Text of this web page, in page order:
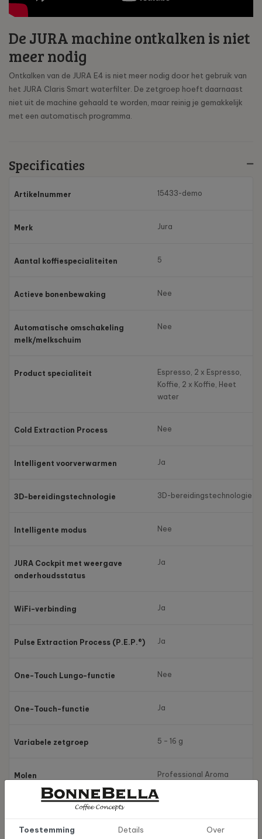
De JURA machine ontkalken is niet
meer nodig
Ontkalken van de JURA E4 is niet meer nodig door het gebruik van
het JURA Claris Smart waterfilter. De zetgroep hoeft daarnaast
niet uit de machine gehaald te worden, maar reinig je gemakkelijk
met een automatisch programma.
Specificaties
Artikelnummer 15433-demo
Merk Jura
Aantal koffiespecialiteiten 5
Actieve bonenbewaking Nee
Automatische omschakeling
melk/melkschuim
Nee
Product specialiteit
Espresso, 2 x Espresso,
Koffie, 2 x Koffie, Heet
water
Cold Extraction Process Nee
Intelligent voorverwarmen Ja
3D-bereidingstechnologie 3D-bereidingstechnologie
Intelligente modus Nee
JURA Cockpit met weergave
onderhoudsstatus
Ja
WiFi-verbinding Ja
Pulse Extraction Process (P.E.P.®) Ja
One-Touch Lungo-functie Nee
One-Touch-functie Ja
Variabele zetgroep 5 – 16 g
Molen
Professional Aroma
Toestemming Details Over